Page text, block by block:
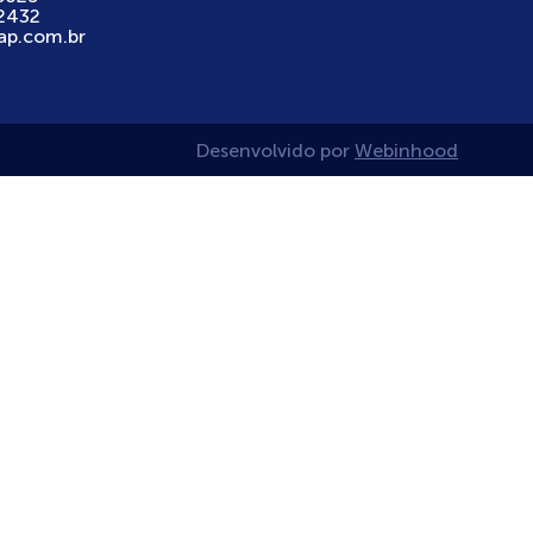
Desenvolvido porWebinhood